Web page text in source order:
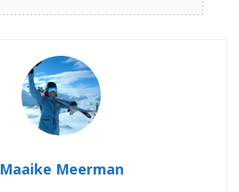
Maaike Meerman